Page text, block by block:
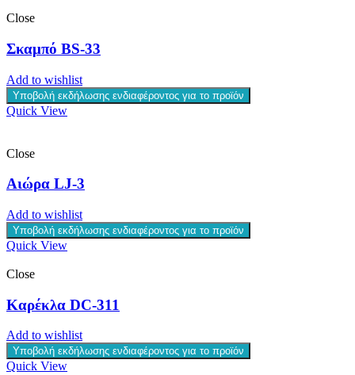
Close
Σκαμπό BS-33
Add to wishlist
Υποβολή εκδήλωσης ενδιαφέροντος για το προϊόν
Quick View
Close
Αιώρα LJ-3
Add to wishlist
Υποβολή εκδήλωσης ενδιαφέροντος για το προϊόν
Quick View
Close
Καρέκλα DC-311
Add to wishlist
Υποβολή εκδήλωσης ενδιαφέροντος για το προϊόν
Quick View